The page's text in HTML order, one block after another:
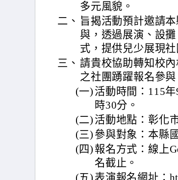
多元風貌。
二、 旨揭活動預計邀請
與，透過展演、設
式，提供兒少展現
三、 請貴校協助轉知校
之社團踴躍報名參
(一) 活動時間：115
時30分。
(二) 活動地點：彰化
(三) 參與對象：本縣
(四) 報名方式：線上
名截止。
(五) 表演報名網址：